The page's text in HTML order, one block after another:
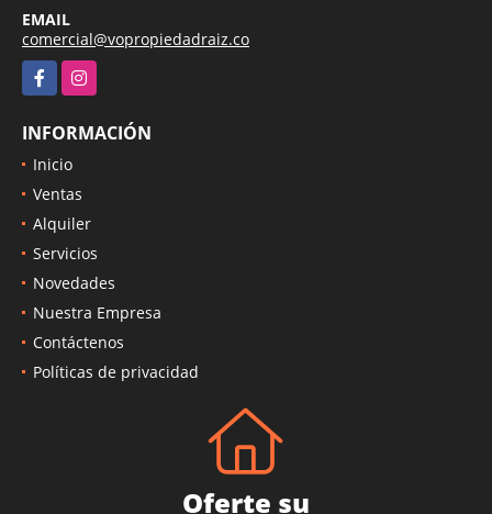
EMAIL
comercial@vopropiedadraiz.co
FacebookInstagram
INFORMACIÓN
Inicio
Ventas
Alquiler
Servicios
Novedades
Nuestra Empresa
Contáctenos
Políticas de privacidad
Oferte su